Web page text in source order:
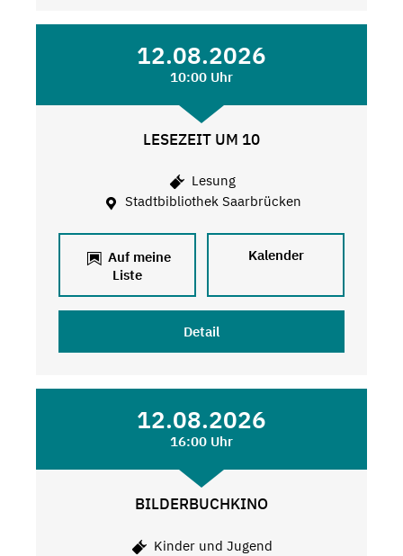
12.08.2026
10:00 Uhr
LESEZEIT UM 10
Lesung
Stadtbibliothek Saarbrücken
Auf meine
Liste
Kalender
Detail
12.08.2026
16:00 Uhr
BILDERBUCHKINO
Kinder und Jugend